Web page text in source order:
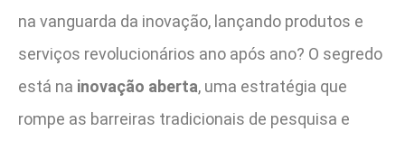
na vanguarda da inovação, lançando produtos e
serviços revolucionários ano após ano? O segredo
está na inovação aberta, uma estratégia que
rompe as barreiras tradicionais de pesquisa e